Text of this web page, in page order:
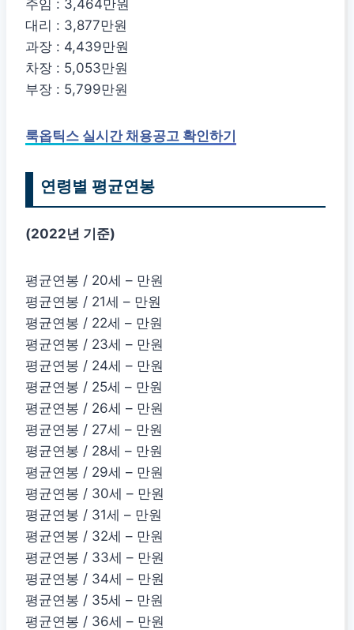
주임 : 3,464만원
대리 : 3,877만원
과장 : 4,439만원
차장 : 5,053만원
부장 : 5,799만원
룩옵틱스 실시간 채용공고 확인하기
연령별 평균연봉
(2022년 기준)
평균연봉 / 20세 – 만원
평균연봉 / 21세 – 만원
평균연봉 / 22세 – 만원
평균연봉 / 23세 – 만원
평균연봉 / 24세 – 만원
평균연봉 / 25세 – 만원
평균연봉 / 26세 – 만원
평균연봉 / 27세 – 만원
평균연봉 / 28세 – 만원
평균연봉 / 29세 – 만원
평균연봉 / 30세 – 만원
평균연봉 / 31세 – 만원
평균연봉 / 32세 – 만원
평균연봉 / 33세 – 만원
평균연봉 / 34세 – 만원
평균연봉 / 35세 – 만원
평균연봉 / 36세 – 만원